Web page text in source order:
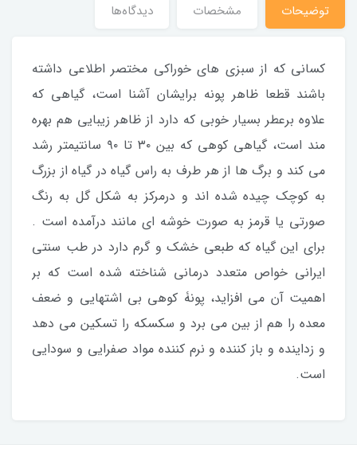
توضیحات مشخصات دیدگاه‌ها
کسانی که از سبزی های خوراکی مختصر اطلاعی داشته
باشند قطعا ظاهر پونه برایشان آشنا است، گیاهی که
علاوه برعطر بسیار خوبی که دارد از ظاهر زیبایی هم بهره
مند است، گیاهی کوهی که بین ۳۰ تا ۹۰ سانتیمتر رشد
می کند و برگ ها از هر طرف به راس گیاه در گیاه از بزرگ
به کوچک چیده شده اند و درمرکز به شکل گل به رنگ
صورتی یا قرمز به صورت خوشه ای مانند درآمده است .
برای این گیاه که طبعی خشک و گرم دارد در طب سنتی
ایرانی خواص متعدد درمانی شناخته شده است که بر
اهمیت آن می افزاید، پونۀ کوهی بی اشتهایی و ضعف
معده را هم از بین می برد و سکسکه را تسکین می دهد
و زداینده و باز کننده و نرم کننده مواد صفرایی و سودایی
است.